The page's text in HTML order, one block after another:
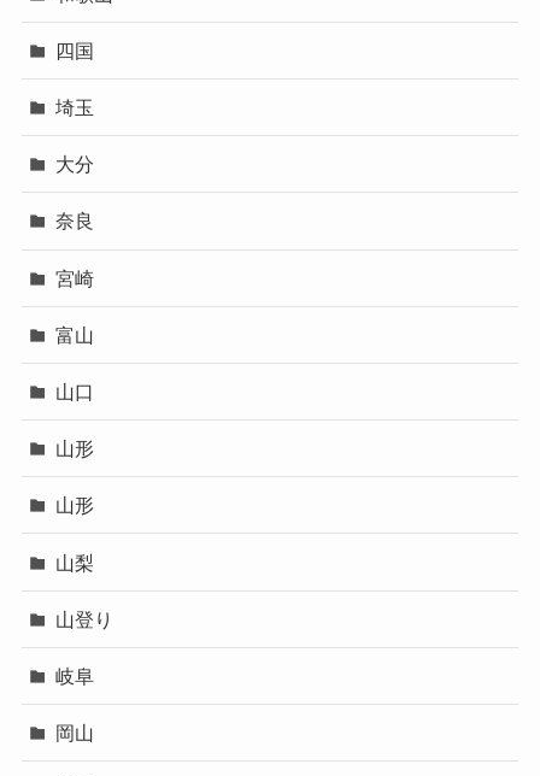
四国
埼玉
大分
奈良
宮崎
富山
山口
山形
山形
山梨
山登り
岐阜
岡山